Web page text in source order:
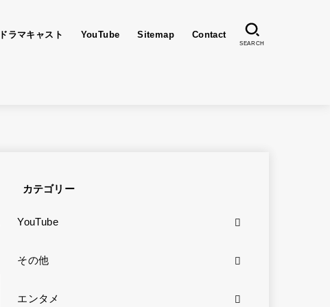
ドラマキャスト YouTube Sitemap Contact
SEARCH
カテゴリー
YouTube
その他
エンタメ